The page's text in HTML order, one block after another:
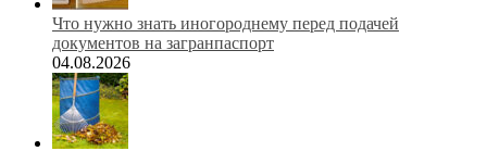
Что нужно знать иногороднему перед подачей
документов на загранпаспорт
04.08.2026